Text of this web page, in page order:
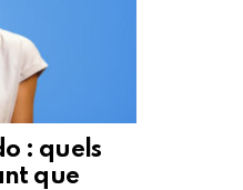
: quels
que